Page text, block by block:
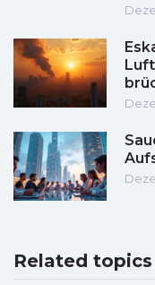
Related topics